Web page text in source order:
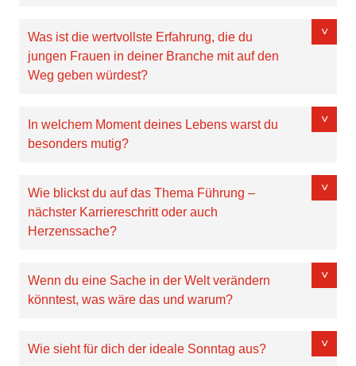
Was ist die wertvollste Erfahrung, die du
jungen Frauen in deiner Branche mit auf den
Weg geben würdest?
In welchem Moment deines Lebens warst du
besonders mutig?
Wie blickst du auf das Thema Führung –
nächster Karriereschritt oder auch
Herzenssache?
Wenn du eine Sache in der Welt verändern
könntest, was wäre das und warum?
Wie sieht für dich der ideale Sonntag aus?